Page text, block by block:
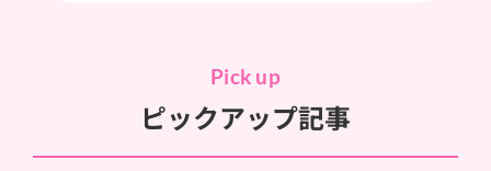
Pick up
ピックアップ記事